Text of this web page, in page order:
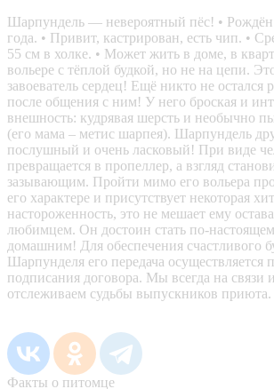
Шарпундель — невероятный пёс! • Рождён
года. • Привит, кастрирован, есть чип. •
55 см в холке. • Может жить в доме, в
вольере с тёплой будкой, но не на цепи.
завоеватель сердец! Ещё никто не
после общения с ним! У него броская и
внешность: кудрявая шерсть и необычно
(его мама – метис шарпея). Шарпундель
послушный и очень ласковый! При виде
превращается в пропеллер, а взгляд
зазывающим. Пройти мимо его вольера
его характере и присутствует некоторая
настороженность, это не мешает ему
любимцем. Он достоин стать по-
домашним! Для обеспечения счастливого
Шарпунделя его передача осуществляется
подписания договора. Мы всегда на связи
отслеживаем судьбы выпускников приюта.
Факты о питомце